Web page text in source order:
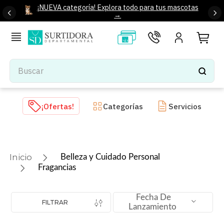
¡NUEVA categoría! Explora todo para tus mascotas
→
Buscar
TÉRMINOS MÁS BUSCADOS
tenis mujer
iphone
colchones
¡Ofertas! Categorías Servicios
Belleza y Cuidado Personal
Fragancias
FILTRAR
Fecha De
Lanzamiento